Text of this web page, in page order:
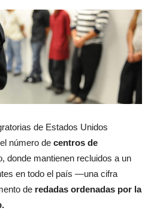
de Estados Unidos
número de centros de
donde mantienen recluidos a un
en todo el país —una cifra
de redadas ordenadas por la